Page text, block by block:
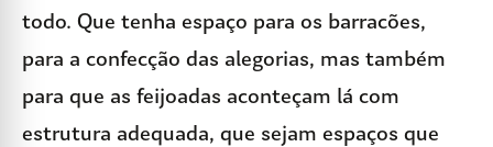
todo. Que tenha espaço para os barracões,
para a confecção das alegorias, mas também
para que as feijoadas aconteçam lá com
estrutura adequada, que sejam espaços que